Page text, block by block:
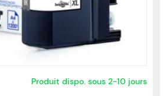
Produit dispo. sous 2-10 jours